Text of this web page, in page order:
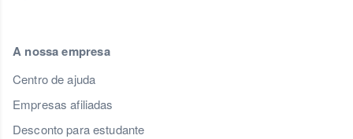
A nossa empresa
Centro de ajuda
Empresas afiliadas
Desconto para estudante